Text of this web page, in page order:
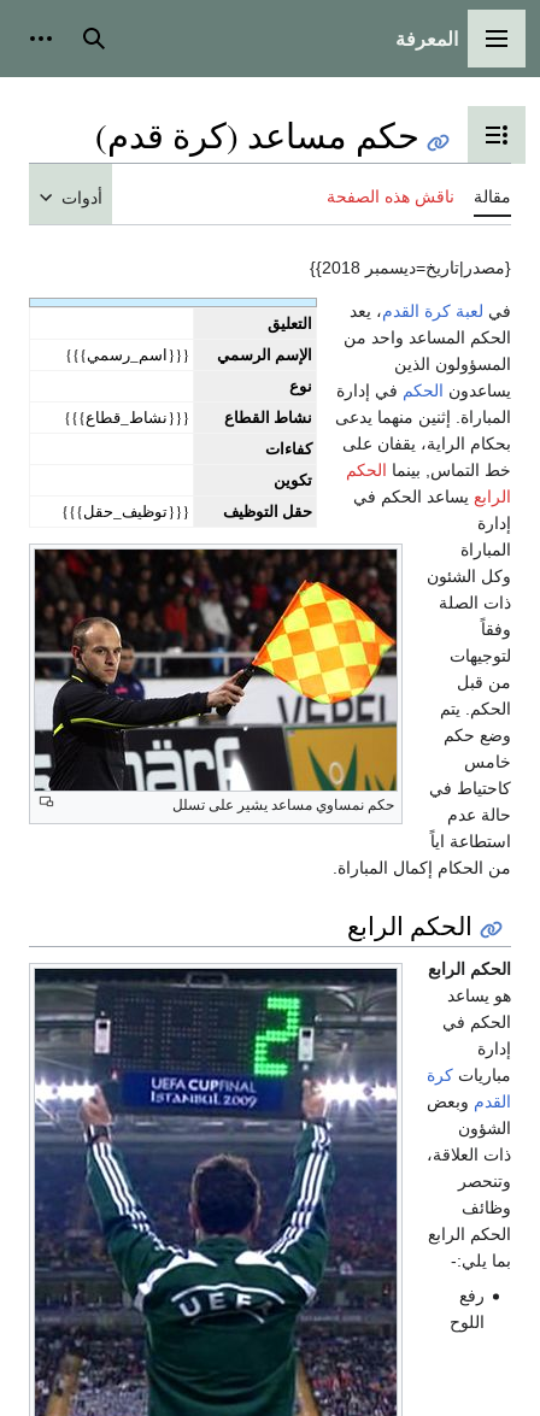
القائمة الرئيسية
المعرفة بحث
تبديل عرض جدول المحتويات
حكم مساعد (كرة قدم)
مقالة ناقش هذه الصفحة أدوات
{مصدر|تاريخ=ديسمبر 2018}}
التعليق
الإسم الرسمي
{{{اسم_رسمي}}}
نوع
نشاط القطاع
{{{نشاط_قطاع}}}
كفاءات
تكوين
حقل التوظيف
{{{توظيف_حقل}}}
حكم نمساوي مساعد يشير على تسلل
في لعبة كرة القدم، يعد
الحكم المساعد واحد من
المسؤولون الذين
يساعدون الحكم في إدارة
المباراة. إثنين منهما يدعى
بحكام الراية، يقفان على
خط التماس, بينما الحكم
الرابع يساعد الحكم في
إدارة
المباراة
وكل الشئون
ذات الصلة
وفقاً
لتوجيهات
من قبل
الحكم. يتم
وضع حكم
خامس
كاحتياط في
حالة عدم
استطاعة اياً
من الحكام إكمال المباراة.
الحكم الرابع
الحكم الرابع
هو يساعد
الحكم في
إدارة
مباريات كرة
القدم وبعض
الشؤون
ذات العلاقة،
وتنحصر
وظائف
الحكم الرابع
بما يلي:-
رفع
اللوح